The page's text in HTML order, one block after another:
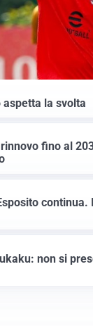
la svolta
fino al
continua.
non si